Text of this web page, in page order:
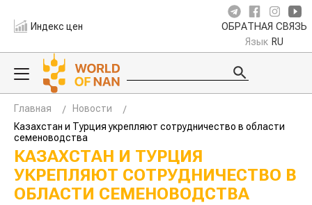
Индекс цен ОБРАТНАЯ СВЯЗЬ
Язык RU
Главная
Новости
Казахстан и Турция укрепляют сотрудничество в области
семеноводства
КАЗАХСТАН И ТУРЦИЯ
УКРЕПЛЯЮТ СОТРУДНИЧЕСТВО В
ОБЛАСТИ СЕМЕНОВОДСТВА